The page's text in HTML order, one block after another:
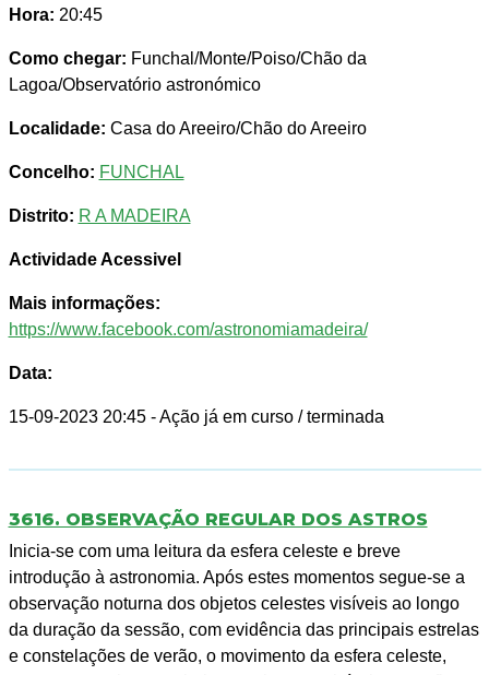
Hora: 20:45
Como chegar: Funchal/Monte/Poiso/Chão da
Lagoa/Observatório astronómico
Localidade: Casa do Areeiro/Chão do Areeiro
Concelho: FUNCHAL
Distrito: R A MADEIRA
Actividade Acessivel
Mais informações:
https://www.facebook.com/astronomiamadeira/
Data:
15-09-2023 20:45 - Ação já em curso / terminada
3616. OBSERVAÇÃO REGULAR DOS ASTROS
Inicia-se com uma leitura da esfera celeste e breve
introdução à astronomia. Após estes momentos segue-se a
observação noturna dos objetos celestes visíveis ao longo
da duração da sessão, com evidência das principais estrelas
e constelações de verão, o movimento da esfera celeste,